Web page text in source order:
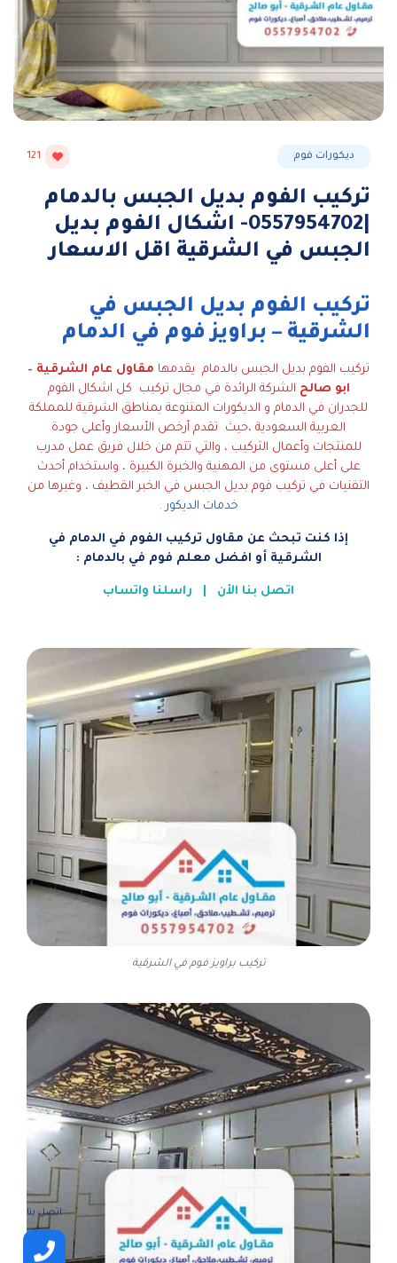
ديكورات فوم 121
تركيب الفوم بديل الجبس بالدمام
|0557954702- اشكال الفوم بديل
الجبس في الشرقية اقل الاسعار
تركيب الفوم بديل الجبس في
الشرقية – براويز فوم في الدمام
تركيب الفوم بديل الجبس بالدمام يقدمها مقاول عام الشرقية –
ابو صالح الشركة الرائدة في مجال تركيب كل اشكال الفوم
للجدران في الدمام و الديكورات المتنوعة بمناطق الشرقية للمملكة
العربية السعودية ،حيث تقدم أرخص الأسعار وأعلى جودة
للمنتجات وأعمال التركيب ، والتي تتم من خلال فريق عمل مدرب
على أعلى مستوى من المهنية والخبرة الكبيرة ، واستخدام أحدث
التقنيات في تركيب فوم بديل الجبس في الخبر القطيف ، وغيرها من
خدمات الديكور .
إذا كنت تبحث عن مقاول تركيب الفوم في الدمام في
الشرقية أو افضل معلم فوم في بالدمام :
اتصل بنا الأن راسلنا واتساب
تركيب براويز فوم في الشرقية
اتصل بنا